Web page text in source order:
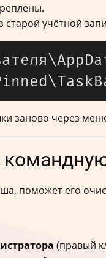
учётной
заново через
поможет его
(правый